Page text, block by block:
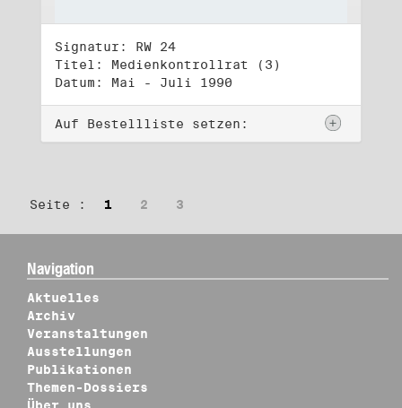
Signatur: RW 24
Titel: Medienkontrollrat (3)
Datum: Mai - Juli 1990
Auf Bestellliste setzen:
Seite : 1 2 3
Navigation
Aktuelles
Archiv
Veranstaltungen
Ausstellungen
Publikationen
Themen-Dossiers